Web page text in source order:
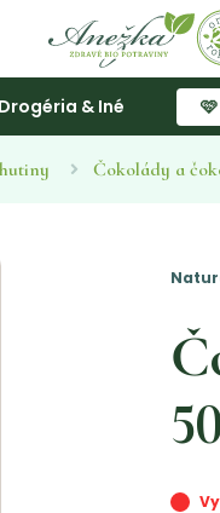
Drogéria & Iné
Čokolády a